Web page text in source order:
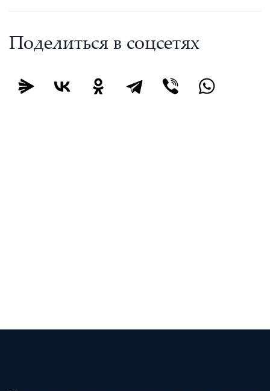
Поделиться в соцсетях